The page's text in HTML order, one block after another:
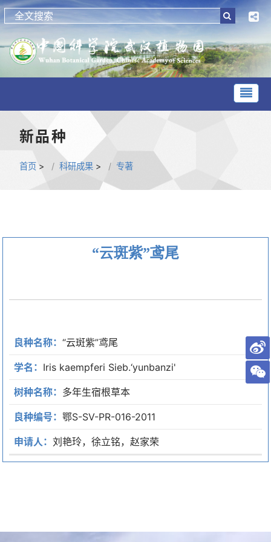
新品种
首页 > 科研成果 > 专著
“云斑紫”鸢尾
良种名称： “云斑紫”鸢尾
学名： Iris kaempferi Sieb.‘yunbanzi'
树种名称： 多年生宿根草本
良种编号： 鄂S-SV-PR-016-2011
申请人： 刘艳玲，徐立铭，赵家荣